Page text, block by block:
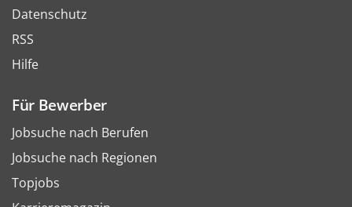
Datenschutz
RSS
Hilfe
Für Bewerber
Jobsuche nach Berufen
Jobsuche nach Regionen
Topjobs